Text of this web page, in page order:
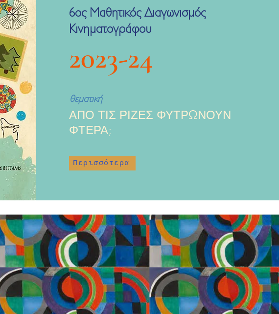
6ος Μαθητικός Διαγωνισμός
Κινηματογράφου
2023-24
θεματική
ΑΠΟ ΤΙΣ ΡΙΖΕΣ ΦΥΤΡΩΝΟΥΝ
ΦΤΕΡΑ;
Περισσότερα